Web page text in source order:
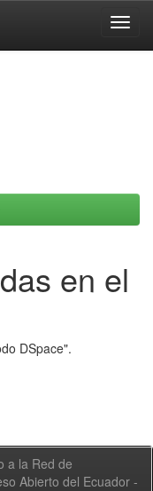
en el
DSpace".
a la Red de
Abierto del Ecuador -